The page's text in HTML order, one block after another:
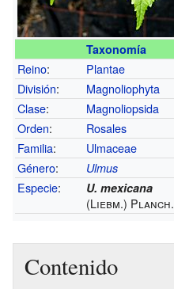
Taxonomía
Reino:
Plantae
División:
Magnoliophyta
Clase:
Magnoliopsida
Orden:
Rosales
Familia:
Ulmaceae
Género: Ulmus
Especie: U. mexicana
(Liebm.) Planch.
Contenido